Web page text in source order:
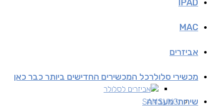
IPAD
MAC
אביזרים
אביזרים לסלולר
מכשירי סלולרכל המכשירים החדישים ביותר כבר כאן
SAMSUNG
שירותי מעבדה